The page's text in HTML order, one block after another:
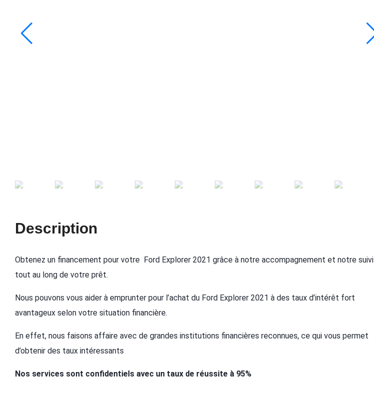
Description
Obtenez un financement pour votre Ford Explorer 2021 grâce à notre accompagnement et notre suivi
tout au long de votre prêt.
Nous pouvons vous aider à emprunter pour l’achat du Ford Explorer 2021 à des taux d’intérêt fort
avantageux selon votre situation financière.
En effet, nous faisons affaire avec de grandes institutions financières reconnues, ce qui vous permet
d’obtenir des taux intéressants
Nos services sont confidentiels avec un taux de réussite à 95%